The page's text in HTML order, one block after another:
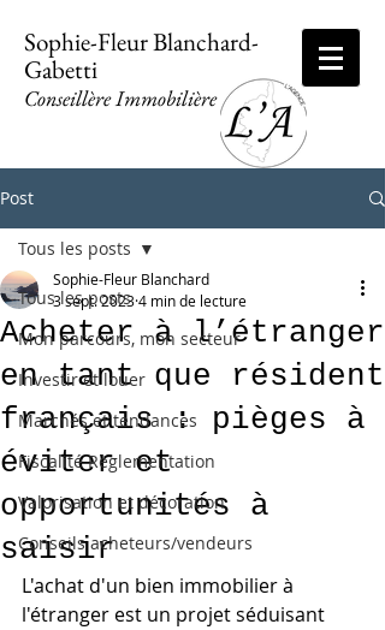
Sophie-Fleur Blanchard-
Gabetti
Conseillère Immobilière
Post
Tous les posts
Mon parcours, mon secteur
Investir et louer
Marchés et tendances
Fiscalité Règlementation
Valorisation et décoration
Conseils acheteurs/vendeurs
Tous les posts
Acheter à l’étranger
en tant que résident
français : pièges à
éviter et
opportunités à
saisir
Sophie-Fleur Blanchard
3 sept. 20234 min de lecture
L'achat d'un bien immobilier à
l'étranger est un projet séduisant